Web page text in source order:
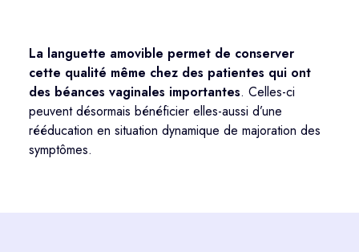
La languette amovible permet de conserver
cette qualité même chez des patientes qui ont
des béances vaginales importantes. Celles-ci
peuvent désormais bénéficier elles-aussi d’une
rééducation en situation dynamique de majoration des
symptômes.